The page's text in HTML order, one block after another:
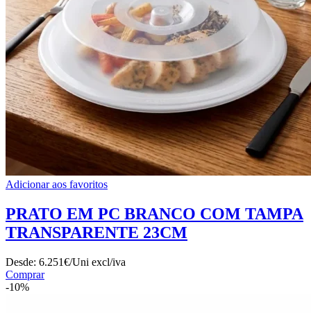
Adicionar aos favoritos
PRATO EM PC BRANCO COM TAMPA
TRANSPARENTE 23CM
Desde: 6.251€/Uni excl/iva
Comprar
-10%